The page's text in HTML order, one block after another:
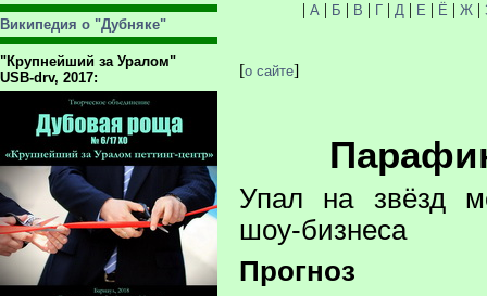
Википедия о "Дубняке"
"Крупнейший за Уралом"
USB-drv, 2017:
| А | Б | В | Г| Д | Е | Ё | Ж|
[о сайте]
Упал на звёзд
шоу-бизнеса
Прогноз